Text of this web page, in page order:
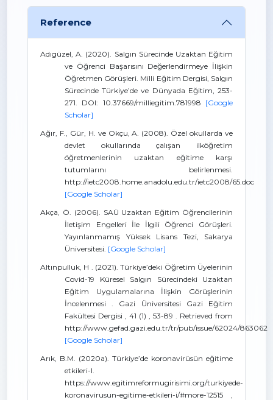
Reference
Adıgüzel, A. (2020). Salgın Sürecinde Uzaktan Eğitim
ve Öğrenci Başarısını Değerlendirmeye İlişkin
Öğretmen Görüşleri. Milli Eğitim Dergisi, Salgın
Sürecinde Türkiye’de ve Dünyada Eğitim, 253-
271. DOI: 10.37669/milliegitim.781998 [Google
Scholar]
Ağır, F., Gür, H. ve Okçu, A. (2008). Özel okullarda ve
devlet okullarında çalışan ilköğretim
öğretmenlerinin uzaktan eğitime karşı
tutumlarını belirlenmesi.
http://ietc2008.home.anadolu.edu.tr/ietc2008/65.doc
[Google Scholar]
Akça, Ö. (2006). SAÜ Uzaktan Eğitim Öğrencilerinin
İletişim Engelleri İle İlgili Öğrenci Görüşleri.
Yayınlanmamış Yüksek Lisans Tezi, Sakarya
Üniversitesi. [Google Scholar]
Altınpulluk, H . (2021). Türkiye’deki Öğretim Üyelerinin
Covid-19 Küresel Salgın Sürecindeki Uzaktan
Eğitim Uygulamalarına İlişkin Görüşlerinin
İncelenmesi . Gazi Üniversitesi Gazi Eğitim
Fakültesi Dergisi , 41 (1) , 53-89 . Retrieved from
http://www.gefad.gazi.edu.tr/tr/pub/issue/62024/863062
[Google Scholar]
Arık, B.M. (2020a). Türkiye’de koronavirüsün eğitime
etkileri-I.
https://www.egitimreformugirisimi.org/turkiyede-
koronavirusun-egitime-etkileri-i/#more-12515 ,